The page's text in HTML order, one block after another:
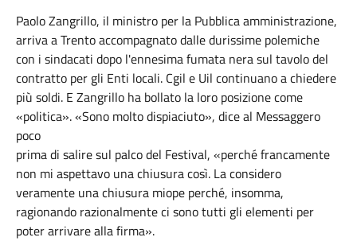
Paolo Zangrillo, il ministro per la Pubblica amministrazione,
arriva a Trento accompagnato dalle durissime polemiche
con i sindacati dopo l'ennesima fumata nera sul tavolo del
contratto per gli Enti locali. Cgil e Uil continuano a chiedere
più soldi. E Zangrillo ha bollato la loro posizione come
«politica». «Sono molto dispiaciuto», dice al Messaggero
poco
prima di salire sul palco del Festival, «perché francamente
non mi aspettavo una chiusura così. La considero
veramente una chiusura miope perché, insomma,
ragionando razionalmente ci sono tutti gli elementi per
poter arrivare alla firma».